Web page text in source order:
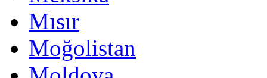
Mısır
Moğolistan